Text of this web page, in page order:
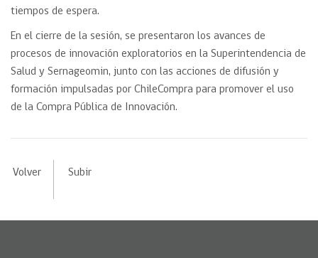
tiempos de espera.
En el cierre de la sesión, se presentaron los avances de
procesos de innovación exploratorios en la Superintendencia de
Salud y Sernageomin, junto con las acciones de difusión y
formación impulsadas por ChileCompra para promover el uso
de la Compra Pública de Innovación.
Volver Subir